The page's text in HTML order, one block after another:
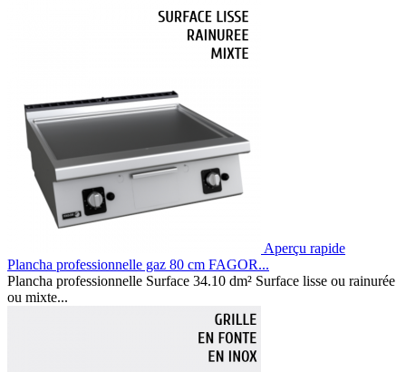
Aperçu rapide
Plancha professionnelle gaz 80 cm FAGOR...
Plancha professionnelle Surface 34.10 dm² Surface lisse ou rainurée
ou mixte...